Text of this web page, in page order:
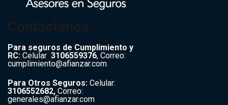
Contáctenos
Para seguros de Cumplimiento y
RC: Celular 3106559376, Correo:
cumplimiento@afianzar.com
Para Otros Seguros: Celular:
3106552682, Correo:
generales@afianzar.com